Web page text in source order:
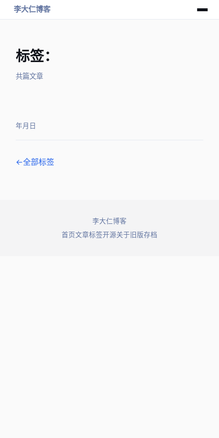
李大仁博客
标签：tuicool
共 1 篇文章
2016年8月10日
← 全部标签
© 2026 李大仁博客. All rights reserved.
首页文章标签开源关于 旧版存档